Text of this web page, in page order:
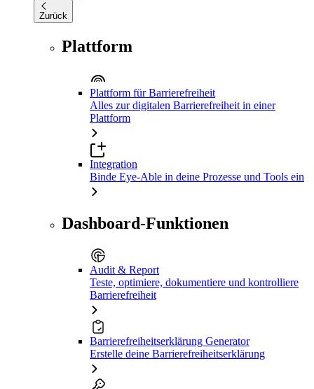
Zurück
Plattform
Plattform für Barrierefreiheit
Alles zur digitalen Barrierefreiheit in einer
Plattform
Integration
Binde Eye-Able in deine Prozesse und Tools ein
Dashboard-Funktionen
Audit & Report
Teste, optimiere, dokumentiere und kontrolliere
Barrierefreiheit
Barrierefreiheitserklärung Generator
Erstelle deine Barrierefreiheitserklärung